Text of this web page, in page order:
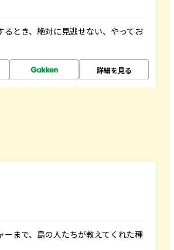
とき、絶対に見逃せない、やってお
詳細を見る
まで、島の人たちが教えてくれた種